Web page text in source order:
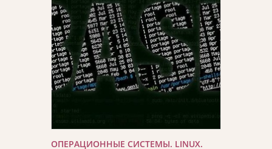
ОПЕРАЦИОННЫЕ СИСТЕМЫ. LINUX.